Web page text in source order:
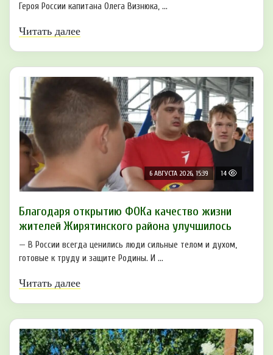
Героя России капитана Олега Визнюка, ...
Читать далее
6 АВГУСТА 2026, 15:39 14
Благодаря открытию ФОКа качество жизни
жителей Жирятинского района улучшилось
— В России всегда ценились люди сильные телом и духом,
готовые к труду и защите Родины. И ...
Читать далее